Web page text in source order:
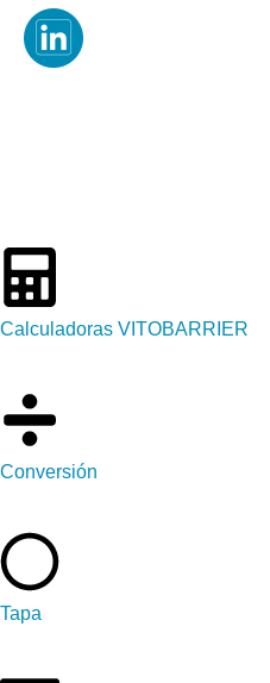
Calculadoras VITOBARRIER
Conversión
Tapa